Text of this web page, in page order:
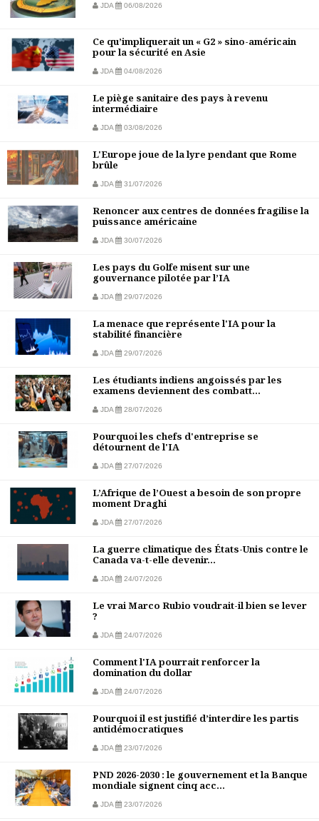
JDA 06/08/2026
Ce qu’impliquerait un « G2 » sino-américain
pour la sécurité en Asie
JDA 04/08/2026
Le piège sanitaire des pays à revenu
intermédiaire
JDA 03/08/2026
L'Europe joue de la lyre pendant que Rome
brûle
JDA 31/07/2026
Renoncer aux centres de données fragilise la
puissance américaine
JDA 30/07/2026
Les pays du Golfe misent sur une
gouvernance pilotée par l’IA
JDA 29/07/2026
La menace que représente l'IA pour la
stabilité financière
JDA 29/07/2026
Les étudiants indiens angoissés par les
examens deviennent des combatt...
JDA 28/07/2026
Pourquoi les chefs d'entreprise se
détournent de l'IA
JDA 27/07/2026
L’Afrique de l’Ouest a besoin de son propre
moment Draghi
JDA 27/07/2026
La guerre climatique des États-Unis contre le
Canada va-t-elle devenir...
JDA 24/07/2026
Le vrai Marco Rubio voudrait-il bien se lever
?
JDA 24/07/2026
Comment l'IA pourrait renforcer la
domination du dollar
JDA 24/07/2026
Pourquoi il est justifié d’interdire les partis
antidémocratiques
JDA 23/07/2026
PND 2026-2030 : le gouvernement et la Banque
mondiale signent cinq acc...
JDA 23/07/2026